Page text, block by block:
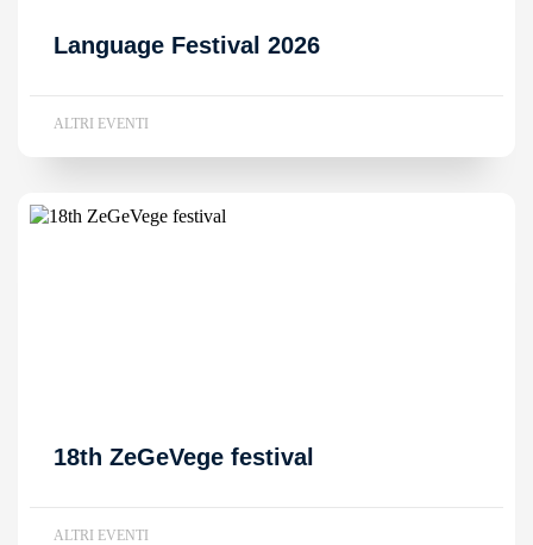
Language Festival 2026
ALTRI EVENTI
18th ZeGeVege festival
ALTRI EVENTI